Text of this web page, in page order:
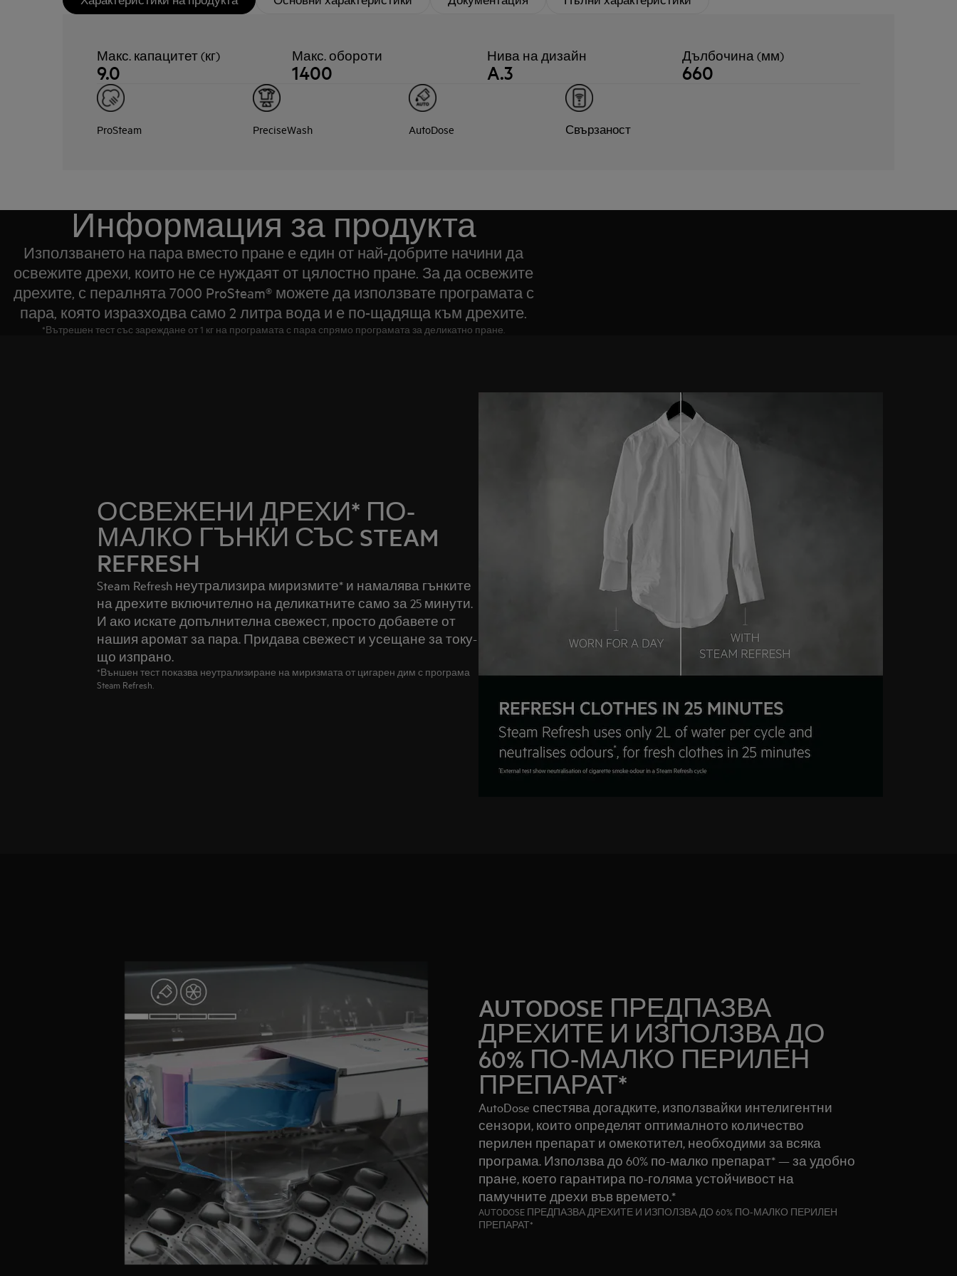
Макс. капацитет (кг)
9.0
Макс. обороти
1400
Нива на дизайн
A.3
Дълбочина (мм)
660
ProSteam PreciseWash AutoDose Свързаност
Информация за продукта
Използването на пара вместо пране е един от най-добрите начини да
освежите дрехи, които не се нуждаят от цялостно пране. За да освежите
дрехите, с пералнята 7000 ProSteam® можете да използвате програмата с
пара, която изразходва само 2 литра вода и е по-щадяща към дрехите.
*Вътрешен тест със зареждане от 1 кг на програмата с пара спрямо програмата за деликатно пране.
ОСВЕЖЕНИ ДРЕХИ* ПО-
МАЛКО ГЪНКИ СЪС STEAM
REFRESH
Steam Refresh неутрализира миризмите* и намалява гънките
на дрехите включително на деликатните само за 25 минути.
И ако искате допълнителна свежест, просто добавете от
нашия аромат за пара. Придава свежест и усещане за току-
що изпрано.
*Външен тест показва неутрализиране на миризмата от цигарен дим с програма
Steam Refresh.
AUTODOSE ПРЕДПАЗВА
ДРЕХИТЕ И ИЗПОЛЗВА ДО
60% ПО-МАЛКО ПЕРИЛЕН
ПРЕПАРАТ*
AutoDose спестява догадките, използвайки интелигентни
сензори, които определят оптималното количество
перилен препарат и омекотител, необходими за всяка
програма. Използва до 60% по-малко препарат* — за удобно
пране, което гарантира по-голяма устойчивост на
памучните дрехи във времето.*
AUTODOSE ПРЕДПАЗВА ДРЕХИТЕ И ИЗПОЛЗВА ДО 60% ПО-МАЛКО ПЕРИЛЕН
ПРЕПАРАТ*